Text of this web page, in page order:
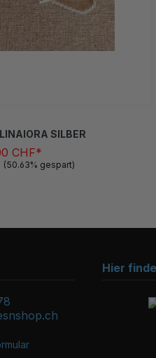
SILBER
CHF*
(50.63% gespart)
Hier